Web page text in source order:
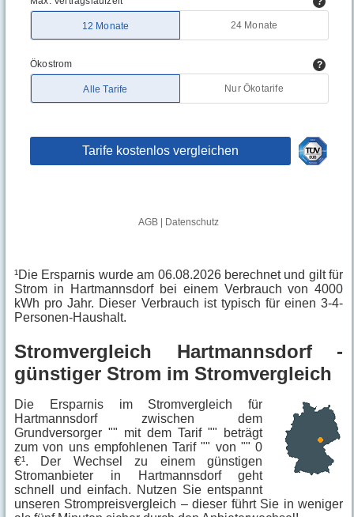
¹Die Ersparnis wurde am 06.08.2026 berechnet und gilt für
Strom in Hartmannsdorf bei einem Verbrauch von 4000
kWh pro Jahr. Dieser Verbrauch ist typisch für einen 3-4-
Personen-Haushalt.
Stromvergleich Hartmannsdorf -
günstiger Strom im Stromvergleich
Die Ersparnis im Stromvergleich für
Hartmannsdorf zwischen dem
Grundversorger "" mit dem Tarif "" beträgt
zum von uns empfohlenen Tarif "" von "" 0
€¹. Der Wechsel zu einem günstigen
Stromanbieter in Hartmannsdorf geht
schnell und einfach. Nutzen Sie entspannt
unseren Strompreisvergleich – dieser führt Sie in weniger